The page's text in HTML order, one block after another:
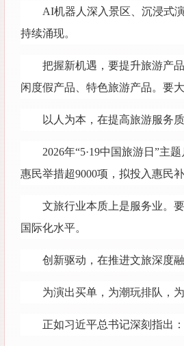
AI机器人深入景区、沉浸式
持续涌现。
把握新机遇，要提升旅游产
闲度假产品、特色旅游产品。要
以人为本，在提高旅游服务
2026年“5·19中国旅游日”主
惠民举措超9000项，拟投入惠民补
文旅行业本质上是服务业。
国际化水平。
创新驱动，在推进文旅深度融
为演出买单，为潮玩排队，
正如习近平总书记深刻指出